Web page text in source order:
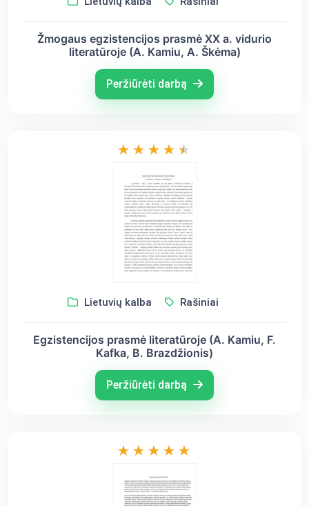
Žmogaus egzistencijos prasmė XX a. vidurio
literatūroje (A. Kamiu, A. Škėma)
Peržiūrėti darbą
Lietuvių kalba Rašiniai
Egzistencijos prasmė literatūroje (A. Kamiu, F.
Kafka, B. Brazdžionis)
Peržiūrėti darbą